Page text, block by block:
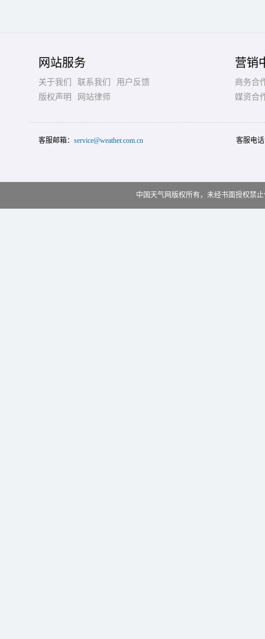
网站服务
关于我们 联系我们
用户反馈
版权声明
网站律师
营销
商务合
媒资合
客服邮箱： service@weather.com.cn 客服电
中国天气网版权所有，未经书面授权